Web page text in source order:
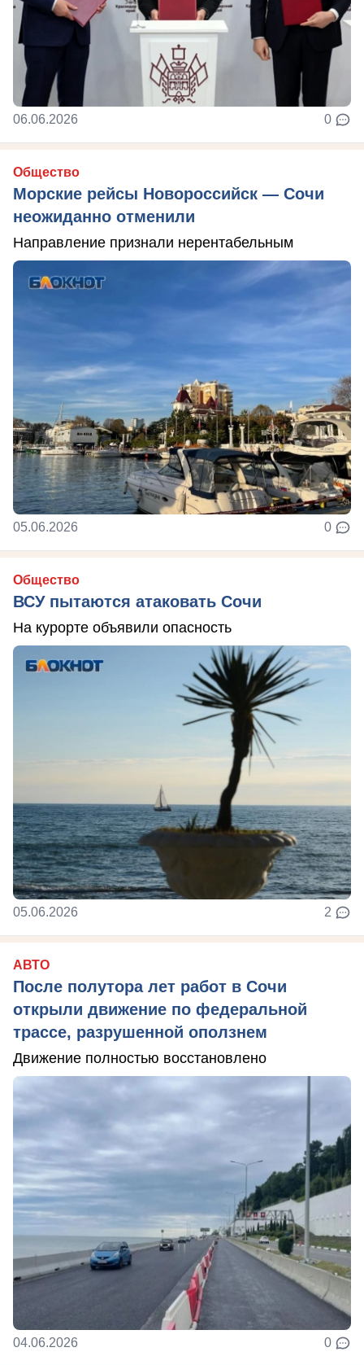
06.06.2026 0
Общество
Морские рейсы Новороссийск — Сочи
неожиданно отменили
Направление признали нерентабельным
05.06.2026 0
Общество
ВСУ пытаются атаковать Сочи
На курорте объявили опасность
05.06.2026 2
АВТО
После полутора лет работ в Сочи
открыли движение по федеральной
трассе, разрушенной оползнем
Движение полностью восстановлено
04.06.2026 0